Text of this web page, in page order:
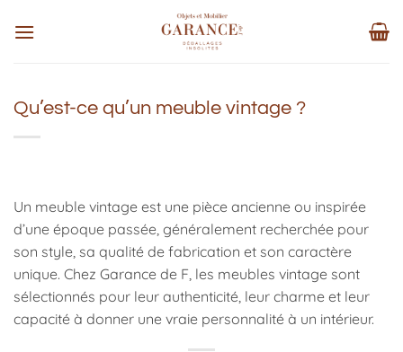
au
Qu’est-ce qu’un meuble vintage ?
Un meuble vintage est une pièce ancienne ou inspirée
d’une époque passée, généralement recherchée pour
son style, sa qualité de fabrication et son caractère
unique. Chez Garance de F, les meubles vintage sont
sélectionnés pour leur authenticité, leur charme et leur
capacité à donner une vraie personnalité à un intérieur.